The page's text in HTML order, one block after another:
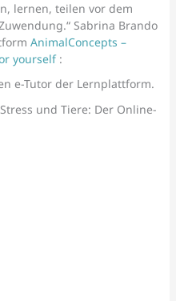
lernen, teilen vor dem
Sabrina Brando
AnimalConcepts –
yourself :
e-Tutor der Lernplattform.
und Tiere: Der Online-